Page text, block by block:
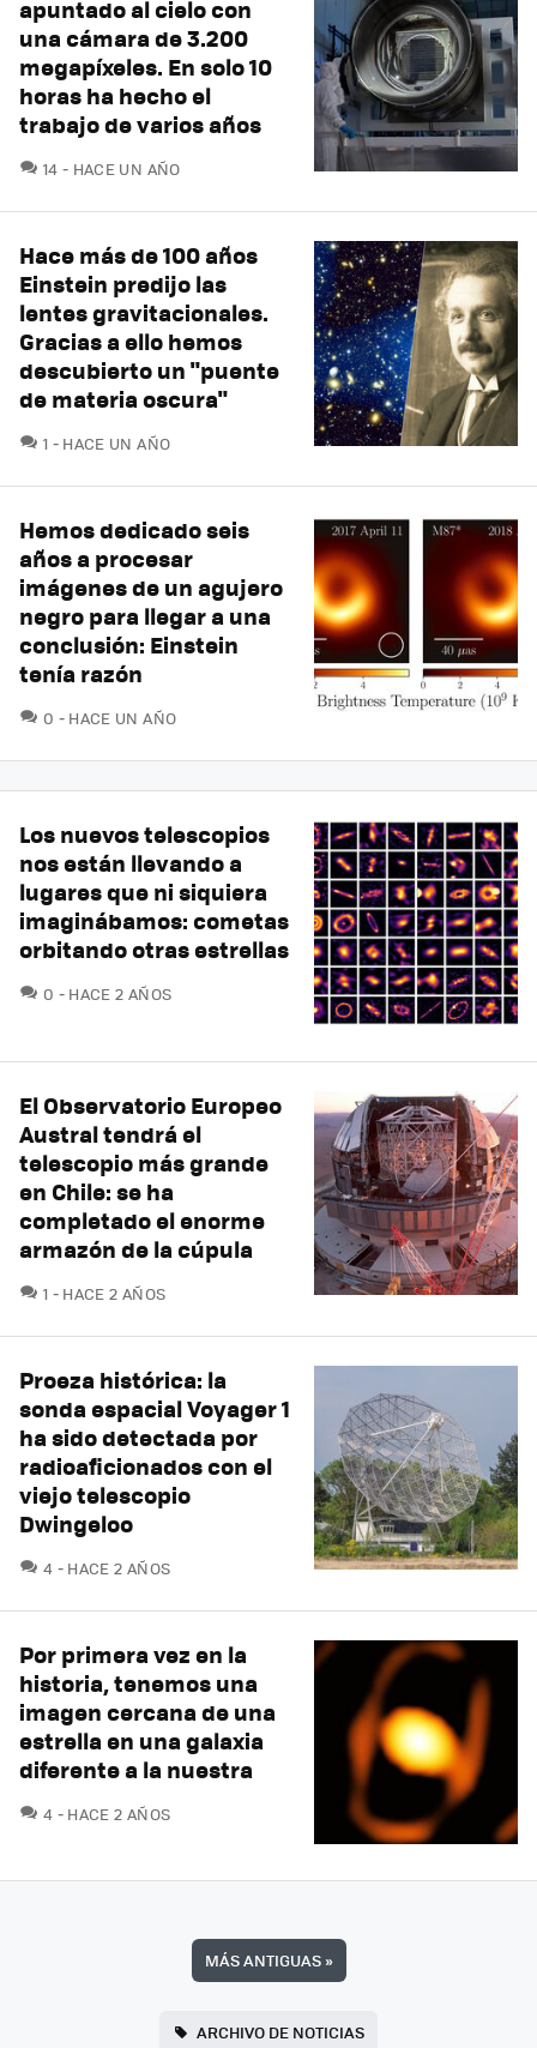
apuntado al cielo con
una cámara de 3.200
megapíxeles. En solo 10
horas ha hecho el
trabajo de varios años
14 COMENTARIOS
HACE UN AÑO
Hace más de 100 años
Einstein predijo las
lentes gravitacionales.
Gracias a ello hemos
descubierto un "puente
de materia oscura"
1 COMENTARIOS
HACE UN AÑO
Hemos dedicado seis
años a procesar
imágenes de un agujero
negro para llegar a una
conclusión: Einstein
tenía razón
0 COMENTARIOS
HACE UN AÑO
Los nuevos telescopios
nos están llevando a
lugares que ni siquiera
imaginábamos: cometas
orbitando otras estrellas
0 COMENTARIOS
HACE 2 AÑOS
El Observatorio Europeo
Austral tendrá el
telescopio más grande
en Chile: se ha
completado el enorme
armazón de la cúpula
1 COMENTARIOS
HACE 2 AÑOS
Proeza histórica: la
sonda espacial Voyager 1
ha sido detectada por
radioaficionados con el
viejo telescopio
Dwingeloo
4 COMENTARIOS
HACE 2 AÑOS
Por primera vez en la
historia, tenemos una
imagen cercana de una
estrella en una galaxia
diferente a la nuestra
4 COMENTARIOS
HACE 2 AÑOS
MÁS ANTIGUAS»
ARCHIVO DE NOTICIAS